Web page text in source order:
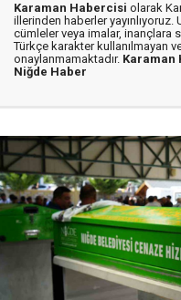
Karaman Habercisi olarak
illerinden haberler
cümleler veya imalar, inançlara
Türkçe karakter kullanılmayan
onaylanmamaktadır. Karaman
Niğde Haber